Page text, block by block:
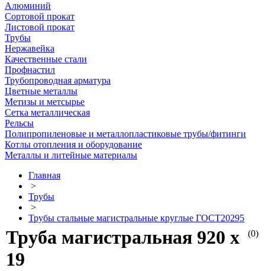
Алюминий
Сортовой прокат
Листовой прокат
Трубы
Нержавейка
Качественные стали
Профнастил
Трубопроводная арматура
Цветные металлы
Метизы и метсырье
Сетка металлическая
Рельсы
Полипропиленовые и металлопластиковые трубы/фитинги
Котлы отопления и оборудование
Металлы и литейные материалы
Главная
>
Трубы
>
Трубы стальные магистральные круглые ГОСТ20295
(0)
Труба магистральная 920 х
19